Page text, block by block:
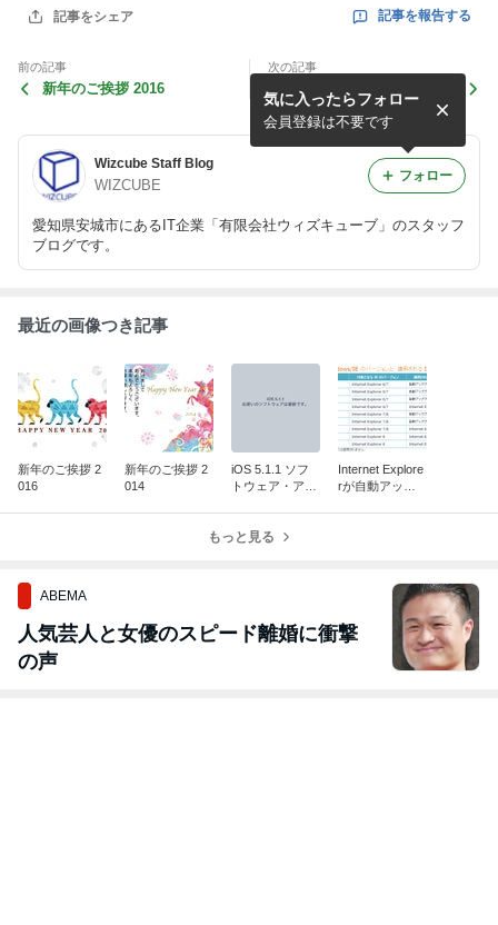
記事をシェア 記事を報告する
前の記事
新年のご挨拶 2016
次の記事
新年のご挨拶 2014
Wizcube Staff Blog
WIZCUBE
愛知県安城市にあるIT企業「有限会社ウィズキューブ」のスタッフ
ブログです。
気に入ったらフォロー
会員登録は不要です
フォロー
最近の画像つき記事
新年のご挨拶 2
016
新年のご挨拶 2
014
iOS 5.1.1 ソフ
トウェア・アッ
Internet Explore
rが自動アップ
もっと見る
ABEMA
人気芸人と女優のスピード離婚に衝撃
の声